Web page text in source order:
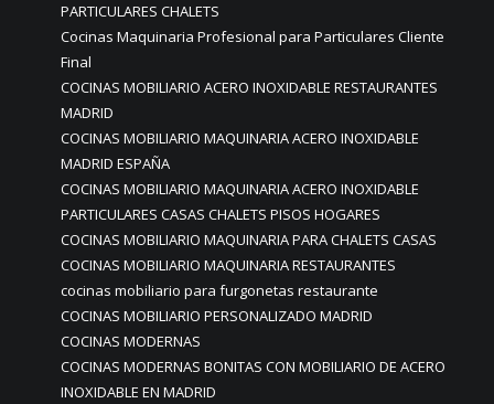
PARTICULARES CHALETS
Cocinas Maquinaria Profesional para Particulares Cliente
Final
COCINAS MOBILIARIO ACERO INOXIDABLE RESTAURANTES
MADRID
COCINAS MOBILIARIO MAQUINARIA ACERO INOXIDABLE
MADRID ESPAÑA
COCINAS MOBILIARIO MAQUINARIA ACERO INOXIDABLE
PARTICULARES CASAS CHALETS PISOS HOGARES
COCINAS MOBILIARIO MAQUINARIA PARA CHALETS CASAS
COCINAS MOBILIARIO MAQUINARIA RESTAURANTES
cocinas mobiliario para furgonetas restaurante
COCINAS MOBILIARIO PERSONALIZADO MADRID
COCINAS MODERNAS
COCINAS MODERNAS BONITAS CON MOBILIARIO DE ACERO
INOXIDABLE EN MADRID